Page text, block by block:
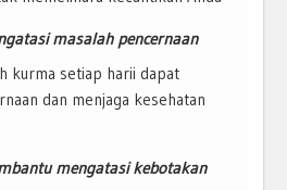
masalah pencernaan
kurma setiap harii dapat
dan menjaga kesehatan
mengatasi kebotakan